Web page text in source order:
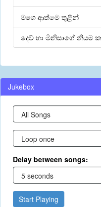
මගෙ ආත්මෙ තුළින්
දෙව් හා මිනිසාගේ නියම
Jukebox
Delay between songs:
Start Playing